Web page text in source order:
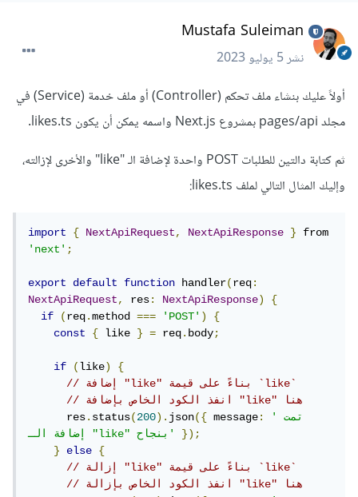
Mustafa Suleiman
نشر5 يوليو 2023
أولاً عليك بنشاء ملف تحكم (Controller) أو ملف خدمة (Service) في
مجلد pages/api بمشروع Next.js واسمه يمكن أن يكون likes.ts.
ثم كتابة دالتين للطلبات POST واحدة لإضافة الـ "like" والأخرى لإزالته،
وإليك المثال التالي لملف likes.ts:
import { NextApiRequest, NextApiResponse }
'next';
export default function handler(req:
NextApiRequest, res: NextApiResponse)
{
if
(req.method === 'POST')
{
const
{ like } = req.body;
if (like)
{
// إضافة "like" بناءً على قيمة `like`
// انفذ الكود الخاص بإضافة "like" هنا
      res
.status(200).json({ message:
'تمت
إضافة الـ "like" بنجاح'
});
}
else
{
// إزالة "like" بناءً على قيمة `like`
// انفذ الكود الخاص بإزالة "like" هنا